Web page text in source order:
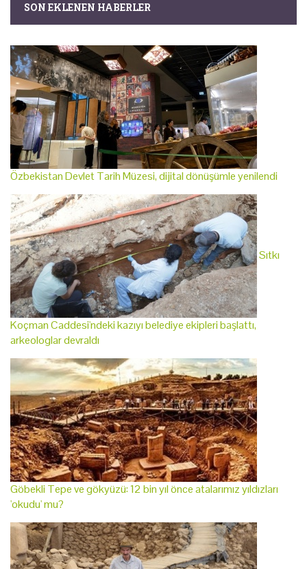
SON EKLENEN HABERLER
Özbekistan Devlet Tarih Müzesi, dijital dönüşümle yenilendi
Sıtkı
Koçman Caddesi'ndeki kazıyı belediye ekipleri başlattı,
arkeologlar devraldı
Göbekli Tepe ve gökyüzü: 12 bin yıl önce atalarımız yıldızları
'okudu' mu?